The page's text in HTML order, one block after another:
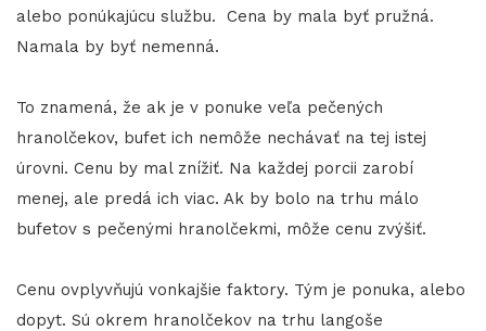
alebo ponúkajúcu službu. Cena by mala byť pružná.
Namala by byť nemenná.
To znamená, že ak je v ponuke veľa pečených
hranolčekov, bufet ich nemôže nechávať na tej istej
úrovni. Cenu by mal znížiť. Na každej porcii zarobí
menej, ale predá ich viac. Ak by bolo na trhu málo
bufetov s pečenými hranolčekmi, môže cenu zvýšiť.
Cenu ovplyvňujú vonkajšie faktory. Tým je ponuka, alebo
dopyt. Sú okrem hranolčekov na trhu langoše